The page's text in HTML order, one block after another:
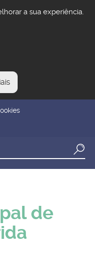
a sua experiência.
de